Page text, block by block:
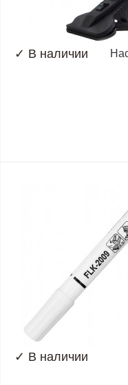
✓ В наличии
✓ В наличии